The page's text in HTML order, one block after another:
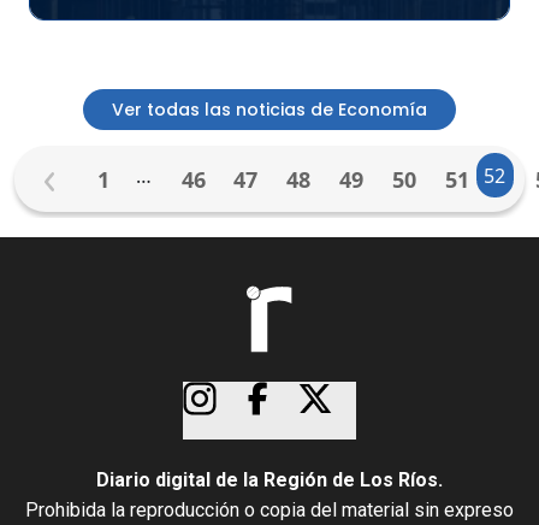
Ver todas las noticias de Economía
1 … 46 47 48 49 50 51 52
Diario digital de la Región de Los Ríos.
Prohibida la reproducción o copia del material sin expreso